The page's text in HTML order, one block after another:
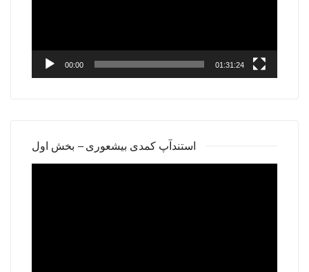
00:00 01:31:24
استندآپ کمدی بیشعوری – بخش اول